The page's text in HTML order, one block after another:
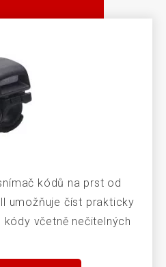
kódů na prst od
umožňuje číst prakticky
včetně nečitelných